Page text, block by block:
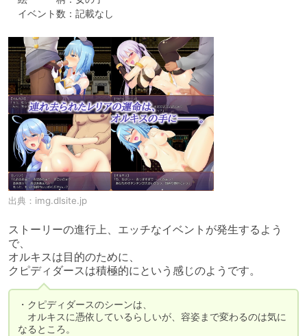
イベント数：記載なし
出典： img.dlsite.jp
ストーリーの進行上、エッチなイベントが発生するよう
で、
オルキスは目的のために、
クピディダースは積極的にという感じのようです。
・クピディダースのシーンは、
オルキスに憑依しているらしいが、容姿まで変わるのは気に
なるところ。